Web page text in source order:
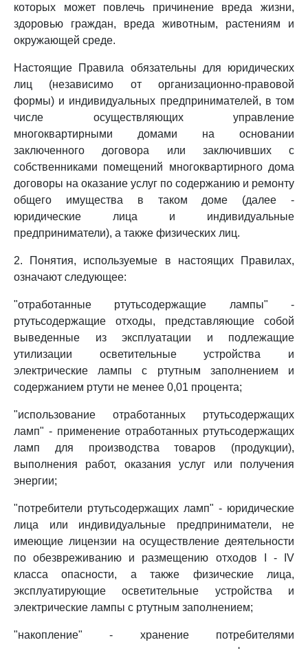
которых может повлечь причинение вреда жизни,
здоровью граждан, вреда животным, растениям и
окружающей среде.
Настоящие Правила обязательны для юридических
лиц (независимо от организационно-правовой
формы) и индивидуальных предпринимателей, в том
числе осуществляющих управление
многоквартирными домами на основании
заключенного договора или заключивших с
собственниками помещений многоквартирного дома
договоры на оказание услуг по содержанию и ремонту
общего имущества в таком доме (далее -
юридические лица и индивидуальные
предприниматели), а также физических лиц.
2. Понятия, используемые в настоящих Правилах,
означают следующее:
"отработанные ртутьсодержащие лампы" -
ртутьсодержащие отходы, представляющие собой
выведенные из эксплуатации и подлежащие
утилизации осветительные устройства и
электрические лампы с ртутным заполнением и
содержанием ртути не менее 0,01 процента;
"использование отработанных ртутьсодержащих
ламп" - применение отработанных ртутьсодержащих
ламп для производства товаров (продукции),
выполнения работ, оказания услуг или получения
энергии;
"потребители ртутьсодержащих ламп" - юридические
лица или индивидуальные предприниматели, не
имеющие лицензии на осуществление деятельности
по обезвреживанию и размещению отходов I - IV
класса опасности, а также физические лица,
эксплуатирующие осветительные устройства и
электрические лампы с ртутным заполнением;
"накопление" - хранение потребителями